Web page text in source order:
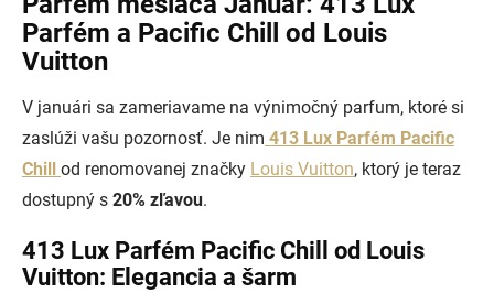
Parfém a Pacific Chill od Louis
Vuitton
V januári sa zameriavame na výnimočný parfum, ktoré si
zaslúži vašu pozornosť. Je nim 413 Lux Parfém Pacific
Chill od renomovanej značky Louis Vuitton, ktorý je teraz
dostupný s 20% zľavou.
413 Lux Parfém Pacific Chill od Louis
Vuitton: Elegancia a šarm